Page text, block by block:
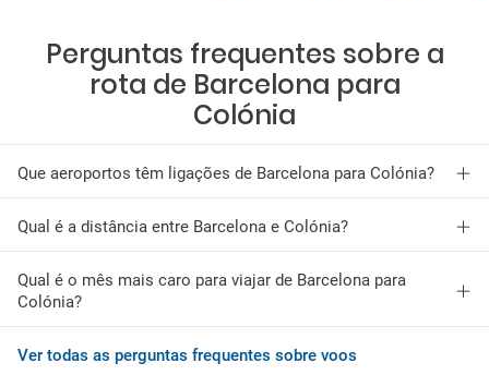
Perguntas frequentes sobre a
rota de Barcelona para
Colónia
Que aeroportos têm ligações de Barcelona para Colónia?
Qual é a distância entre Barcelona e Colónia?
Qual é o mês mais caro para viajar de Barcelona para
Colónia?
Ver todas as perguntas frequentes sobre voos